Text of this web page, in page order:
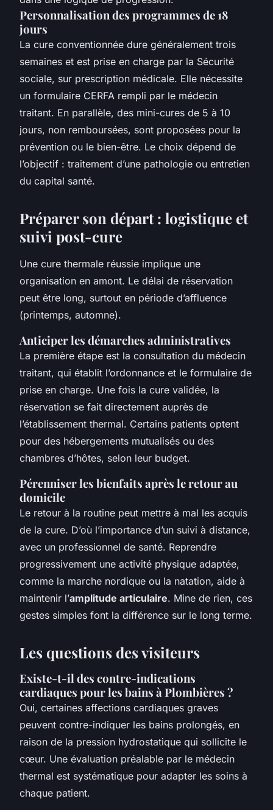
Personnalisation des programmes de 18
jours
La cure conventionnée dure généralement trois
semaines et est prise en charge par la Sécurité
sociale, sur prescription médicale. Elle nécessite
un formulaire CERFA rempli par le médecin
traitant. En parallèle, des mini-cures de 5 à 10
jours, non remboursées, sont proposées pour la
prévention ou le bien-être. Le choix dépend de
l’objectif : traitement d’une pathologie ou entretien
du capital santé.
Préparer son départ : logistique et
suivi post-cure
Une cure thermale réussie implique une
organisation en amont. Le délai de réservation
peut être long, surtout en période d’affluence
(printemps, automne).
Anticiper les démarches administratives
La première étape est la consultation du médecin
traitant, qui établit l’ordonnance et le formulaire de
prise en charge. Une fois la cure validée, la
réservation se fait directement auprès de
l’établissement thermal. Certains patients optent
pour des hébergements mutualisés ou des
chambres d’hôtes, selon leur budget.
Pérenniser les bienfaits après le retour au
domicile
Le retour à la routine peut mettre à mal les acquis
de la cure. D’où l’importance d’un suivi à distance,
avec un professionnel de santé. Reprendre
progressivement une activité physique adaptée,
comme la marche nordique ou la natation, aide à
maintenir l’amplitude articulaire. Mine de rien, ces
gestes simples font la différence sur le long terme.
Les questions des visiteurs
Existe-t-il des contre-indications
cardiaques pour les bains à Plombières ?
Oui, certaines affections cardiaques graves
peuvent contre-indiquer les bains prolongés, en
raison de la pression hydrostatique qui sollicite le
cœur. Une évaluation préalable par le médecin
thermal est systématique pour adapter les soins à
chaque patient.